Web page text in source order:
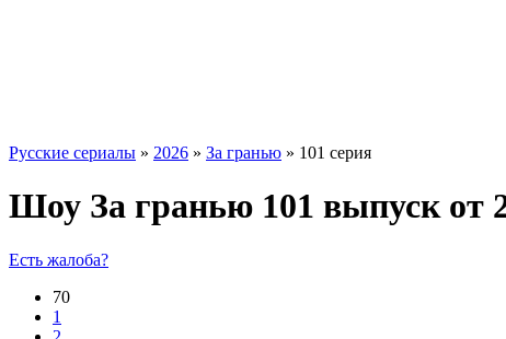
Русские сериалы » 2026 » За гранью » 101 серия
Шоу За гранью 101 выпуск от
Есть жалоба?
70
1